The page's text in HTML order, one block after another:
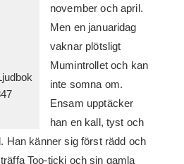
november och april.
Men en januaridag
vaknar plötsligt
Mumintrollet och kan
inte somna om.
Ensam upptäcker
han en kall, tyst och
Han känner sig först rädd och
Too-ticki och sin gamla